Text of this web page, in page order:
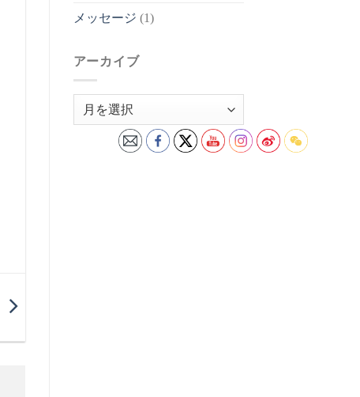
メッセージ (1)
アーカイブ